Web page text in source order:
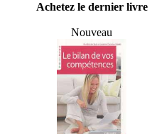
Achetez le dernier livre
Nouveau